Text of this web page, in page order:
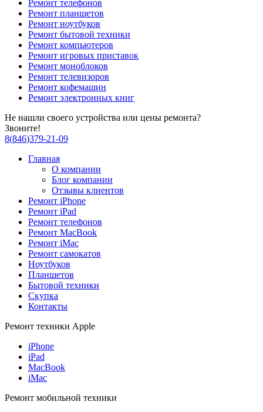
Ремонт телефонов
Ремонт планшетов
Ремонт ноутбуков
Ремонт бытовой техники
Ремонт компьютеров
Ремонт игровых приставок
Ремонт моноблоков
Ремонт телевизоров
Ремонт кофемашин
Ремонт электронных книг
Не нашли своего устройства или цены ремонта?
Звоните!
8(846)379-21-09
Главная
О компании
Блог компании
Отзывы клиентов
Ремонт iPhone
Ремонт iPad
Ремонт телефонов
Ремонт MacBook
Ремонт iMac
Ремонт самокатов
Ноутбуков
Планшетов
Бытовой техники
Скупка
Контакты
Ремонт техники Apple
iPhone
iPad
MacBook
iMac
Ремонт мобильной техники